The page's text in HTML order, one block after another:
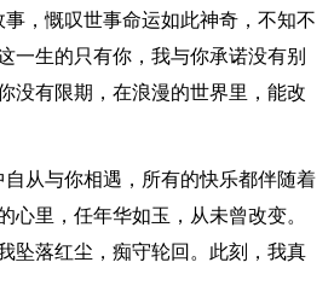
事，慨叹世事命运如此神奇，不知不
一生的只有你，我与你承诺没有别
没有限期，在浪漫的世界里，能改
从与你相遇，所有的快乐都伴随着
心里，任年华如玉，从未曾改变。
坠落红尘，痴守轮回。此刻，我真